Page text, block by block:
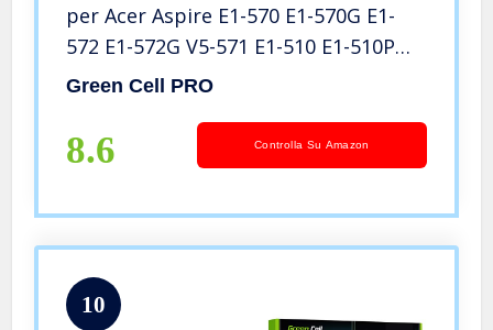
per Acer Aspire E1-570 E1-570G E1-
572 E1-572G V5-571 E1-510 E1-510P
E1-522 E1-530 E1-530G E1-532 V5-431
561G V5-571G Portatile
Green Cell PRO
8.6 Controlla Su Amazon
10